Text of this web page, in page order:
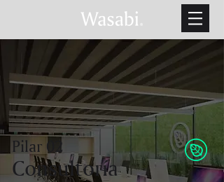
Consultoría
Pilar 02